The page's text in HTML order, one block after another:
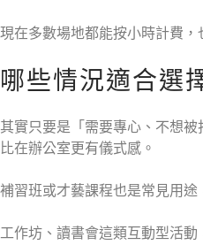
現在多數場地都能按小時計費
哪些情況適合選
其實只要是「需要專心、不想
比在辦公室更有儀式感。
補習班或才藝課程也是常見用
工作坊、讀書會這類互動型活